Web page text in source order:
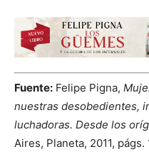
Fuente: Felipe Pigna,
nuestras desobedientes,
luchadoras. Desde los
Aires, Planeta, 2011, págs.